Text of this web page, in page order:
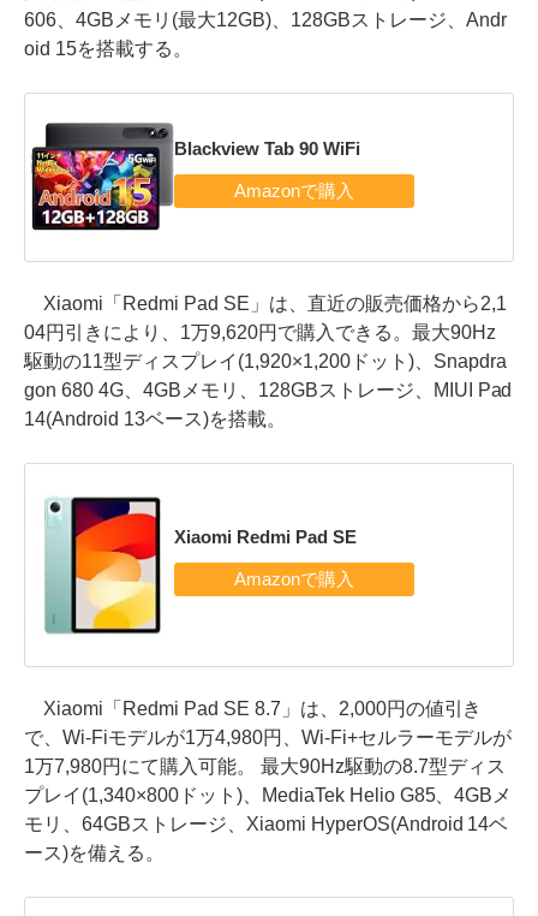
606、4GBメモリ(最大12GB)、128GBストレージ、Andr
oid 15を搭載する。
Blackview Tab 90 WiFi
Xiaomi「Redmi Pad SE」は、直近の販売価格から2,1
04円引きにより、1万9,620円で購入できる。最大90Hz
駆動の11型ディスプレイ(1,920×1,200ドット)、Snapdra
gon 680 4G、4GBメモリ、128GBストレージ、MIUI Pad
14(Android 13ベース)を搭載。
Xiaomi Redmi Pad SE
Xiaomi「Redmi Pad SE 8.7」は、2,000円の値引き
で、Wi-Fiモデルが1万4,980円、Wi-Fi+セルラーモデルが
1万7,980円にて購入可能。 最大90Hz駆動の8.7型ディス
プレイ(1,340×800ドット)、MediaTek Helio G85、4GBメ
モリ、64GBストレージ、Xiaomi HyperOS(Android 14ベ
ース)を備える。